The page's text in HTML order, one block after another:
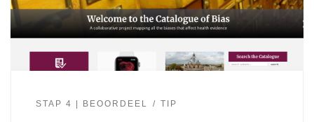
STAP 4 | BEOORDEEL TIP